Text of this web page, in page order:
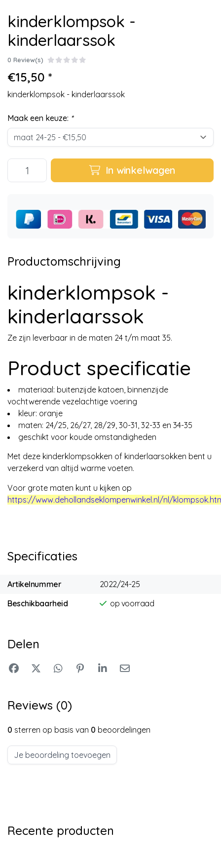
kinderklompsok -
kinderlaarssok
0 Review(s)
€15,50 *
kinderklompsok - kinderlaarssok
Maak een keuze: *
In winkelwagen
Productomschrijving
kinderklompsok -
kinderlaarssok
Ze zijn leverbaar in de maten 24 t/m maat 35.
Product specificatie
materiaal: buitenzijde katoen, binnenzijde
vochtwerende vezelachtige voering
kleur: oranje
maten: 24/25, 26/27, 28/29, 30-31, 32-33 en 34-35
geschikt voor koude omstandigheden
Met deze kinderklompsokken of kinderlaarsokken bent u
verzekerd van altijd warme voeten.
Voor grote maten kunt u kijken op
https://www.dehollandseklompenwinkel.nl/nl/
Specificaties
Artikelnummer
2022/24-25
Beschikbaarheid
op voorraad
Delen
Reviews (0)
0 sterren op basis van 0 beoordelingen
Je beoordeling toevoegen
Recente producten